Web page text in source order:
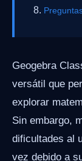
Geogebra
versátil que
explorar
Sin embargo,
dificultades al
vez debido a